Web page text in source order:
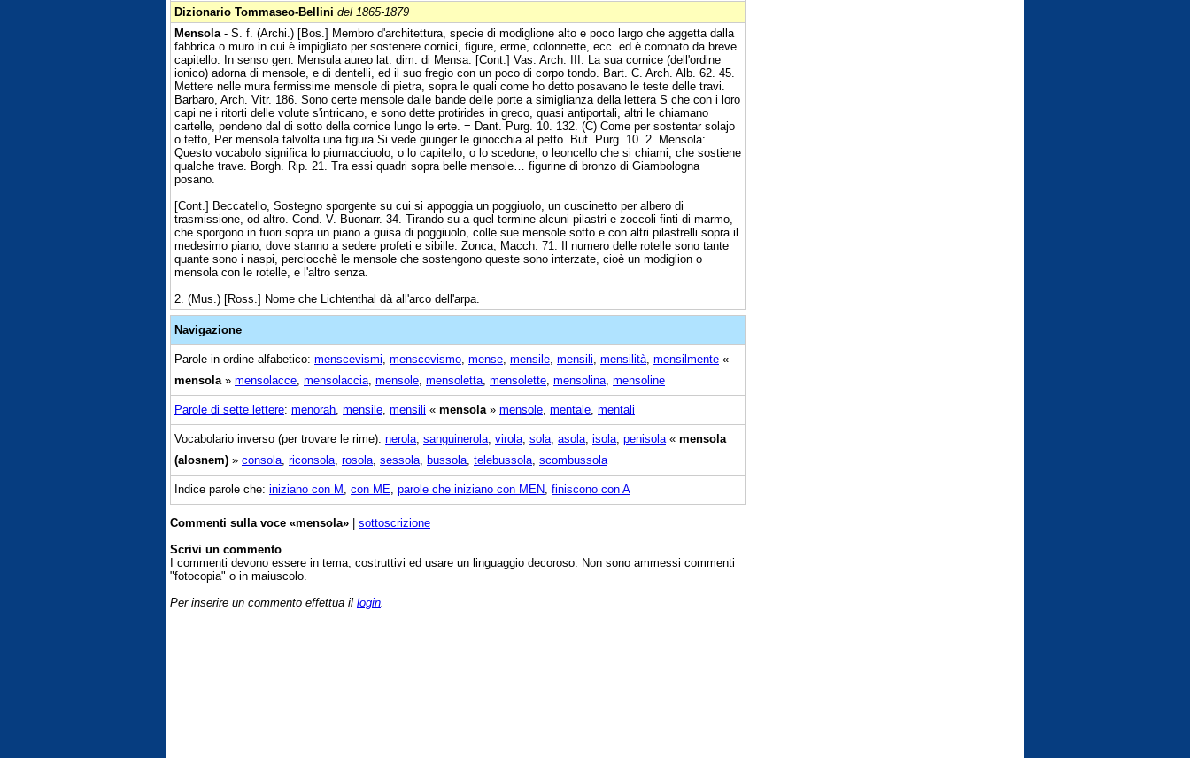
Dizionario Tommaseo-Bellini del 1865-1879
Mensola - S. f. (Archi.) [Bos.] Membro d'architettura, specie di modiglione alto e poco largo che aggetta dalla
fabbrica o muro in cui è impigliato per sostenere cornici, figure, erme, colonnette, ecc. ed è coronato da breve
capitello. In senso gen. Mensula aureo lat. dim. di Mensa. [Cont.] Vas. Arch. III. La sua cornice (dell'ordine
ionico) adorna di mensole, e di dentelli, ed il suo fregio con un poco di corpo tondo. Bart. C. Arch. Alb. 62. 45.
Mettere nelle mura fermissime mensole di pietra, sopra le quali come ho detto posavano le teste delle travi.
Barbaro, Arch. Vitr. 186. Sono certe mensole dalle bande delle porte a simiglianza della lettera S che con i loro
capi ne i ritorti delle volute s'intricano, e sono dette protirides in greco, quasi antiportali, altri le chiamano
cartelle, pendeno dal di sotto della cornice lungo le erte. = Dant. Purg. 10. 132. (C) Come per sostentar solajo
o tetto, Per mensola talvolta una figura Si vede giunger le ginocchia al petto. But. Purg. 10. 2. Mensola:
Questo vocabolo significa lo piumacciuolo, o lo capitello, o lo scedone, o leoncello che si chiami, che sostiene
qualche trave. Borgh. Rip. 21. Tra essi quadri sopra belle mensole… figurine di bronzo di Giambologna
posano.
[Cont.] Beccatello, Sostegno sporgente su cui si appoggia un poggiuolo, un cuscinetto per albero di
trasmissione, od altro. Cond. V. Buonarr. 34. Tirando su a quel termine alcuni pilastri e zoccoli finti di marmo,
che sporgono in fuori sopra un piano a guisa di poggiuolo, colle sue mensole sotto e con altri pilastrelli sopra il
medesimo piano, dove stanno a sedere profeti e sibille. Zonca, Macch. 71. Il numero delle rotelle sono tante
quante sono i naspi, perciocchè le mensole che sostengono queste sono interzate, cioè un modiglion o
mensola con le rotelle, e l'altro senza.
2. (Mus.) [Ross.] Nome che Lichtenthal dà all'arco dell'arpa.
Navigazione
Parole in ordine alfabetico: menscevismi menscevismo mense mensile mensili mensilità mensilmente «
mensola » mensolacce mensolaccia mensole mensoletta mensolette mensolina mensoline
Parole di sette lettere: menorah mensile mensili « mensola » mensole mentale mentali
Vocabolario inverso (per trovare le rime): nerola sanguinerola virola sola asola isola penisola « mensola
(alosnem) » consola riconsola rosola sessola bussola telebussola scombussola
Indice parole che: iniziano con M con ME parole che iniziano con MEN finiscono con A
Commenti sulla voce «mensola» | sottoscrizione
Scrivi un commento
I commenti devono essere in tema, costruttivi ed usare un linguaggio decoroso. Non sono ammessi commenti
"fotocopia" o in maiuscolo.
Per inserire un commento effettua il login